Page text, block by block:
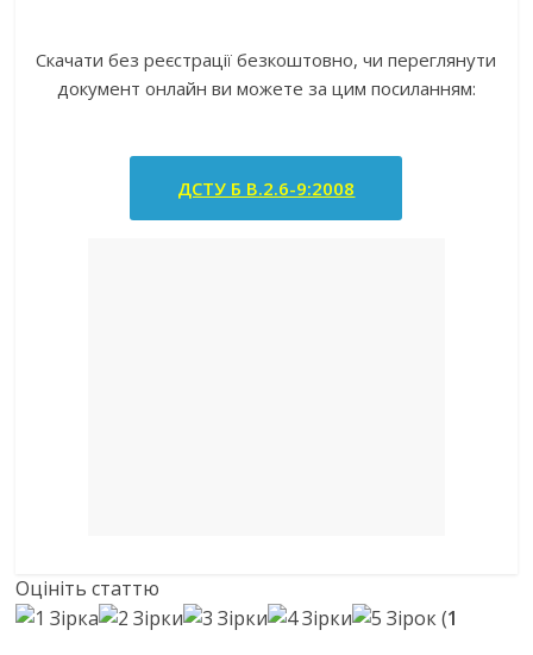
Скачати без реєстрації безкоштовно, чи переглянути
документ онлайн ви можете за цим посиланням:
ДСТУ Б В.2.6-9:2008
Оцініть статтю
(1